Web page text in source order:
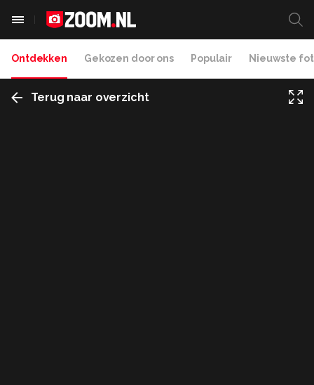
Ontdekken Gekozen door ons Populair Nieuwste
Terug naar overzicht